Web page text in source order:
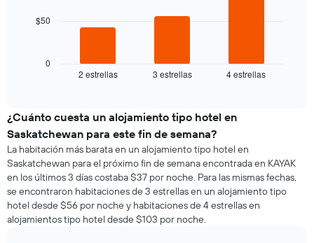
eje
indica
la
semana.
El
gráfico
muestra
eje
Y
que
muestra
de
una
habitación
para
esta
noche,
calculado
a
partir
2 estrellas 3 estrellas 4 estrellas
0
$50
¿Cuánto cuesta un alojamiento tipo hotel en
Saskatchewan para este fin de semana?
La habitación más barata en un alojamiento tipo hotel en
Saskatchewan para el próximo fin de semana encontrada en KAYAK
en los últimos 3 días costaba $37 por noche. Para las mismas fechas,
se encontraron habitaciones de 3 estrellas en un alojamiento tipo
hotel desde $56 por noche y habitaciones de 4 estrellas en
alojamientos tipo hotel desde $103 por noche.